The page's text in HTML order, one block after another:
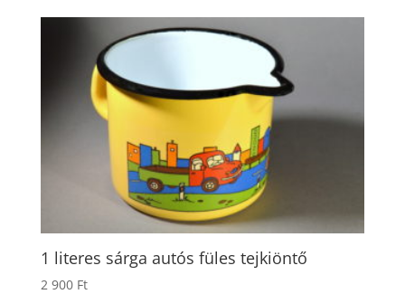
1 literes sárga autós füles tejkiöntő
2 900 Ft